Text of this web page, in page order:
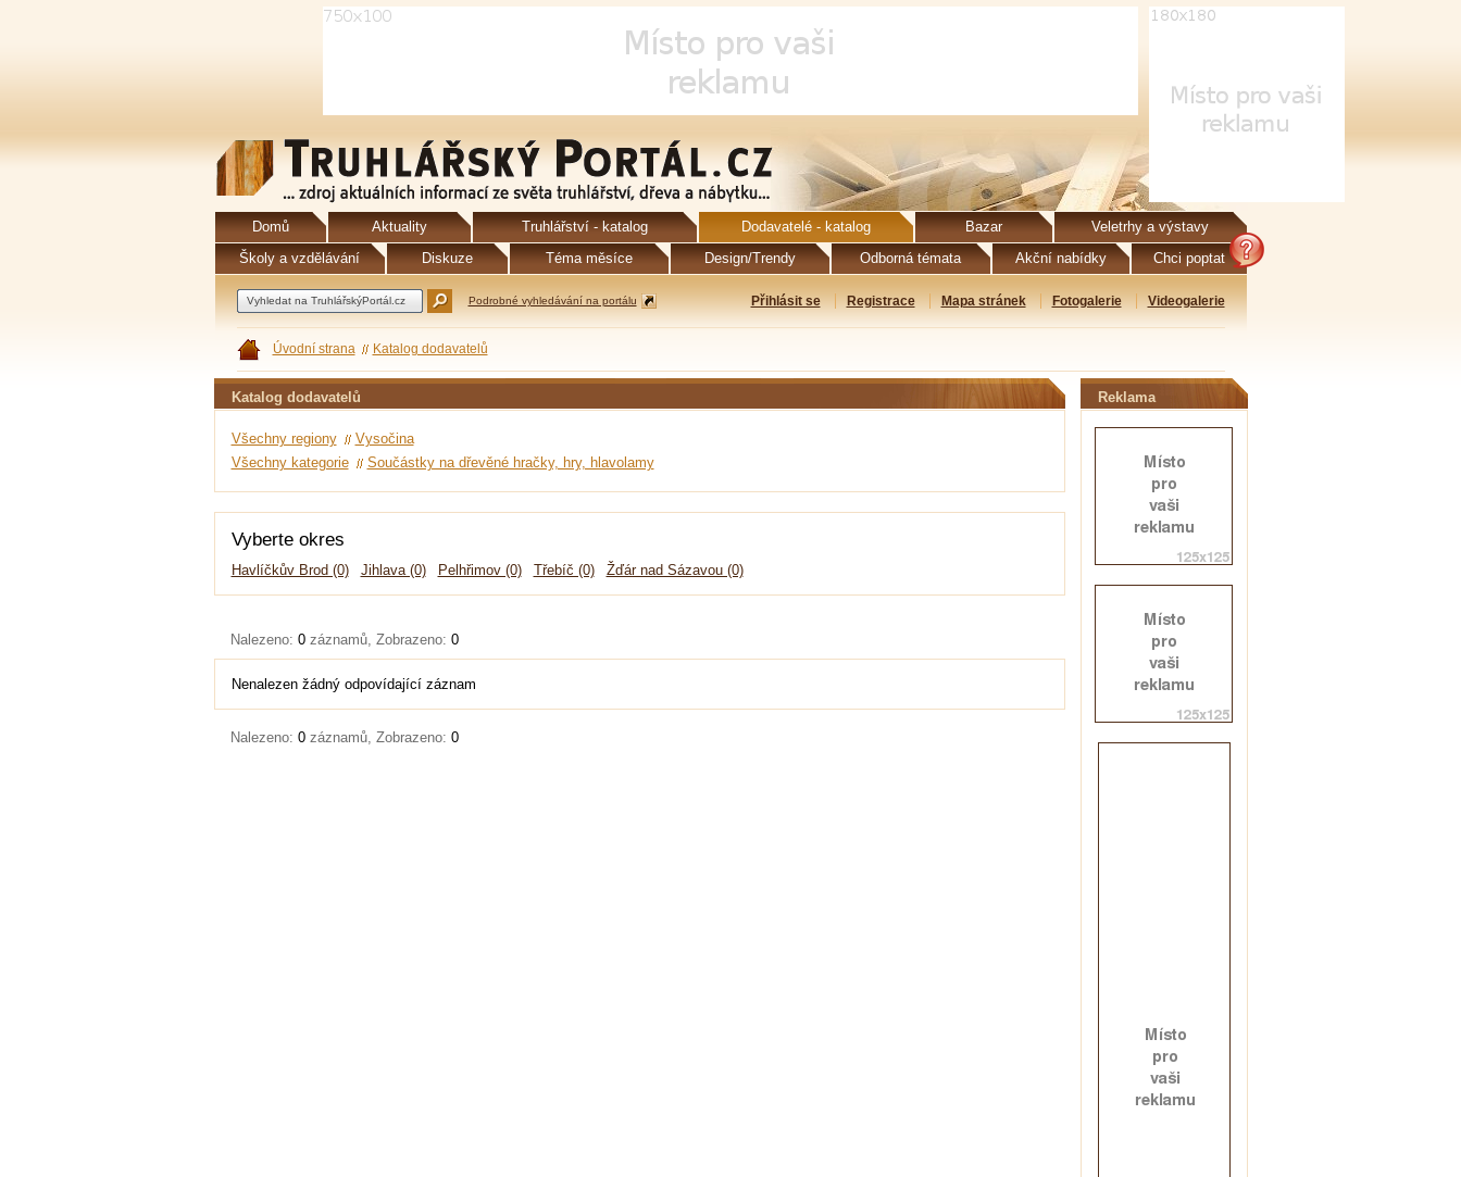
Domů Aktuality Truhlářství - katalog Dodavatelé - katalog Bazar
Veletrhy a výstavy
Školy a vzdělávání
Diskuze Téma měsíce Design/Trendy Odborná témata Akční nabídky Chci poptat
Podrobné vyhledávání na portálu Přihlásit se Registrace Mapa stránek Fotogalerie Videogalerie
Úvodní strana Katalog dodavatelů
Katalog dodavatelů
Všechny regiony
Vysočina
Všechny kategorie
Součástky na dřevěné hračky, hry, hlavolamy
Vyberte okres
Havlíčkův Brod (0) Jihlava (0) Pelhřimov (0) Třebíč (0) Žďár nad Sázavou (0)
Nalezeno: 0 záznamů, Zobrazeno: 0
Nenalezen žádný odpovídající záznam
Nalezeno: 0 záznamů, Zobrazeno: 0
Reklama